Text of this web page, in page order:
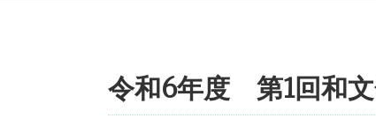
令和6年度 第1回和